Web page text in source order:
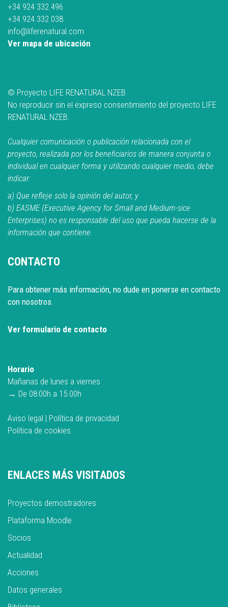
+34 924 332 496
+34 924 332 038
info@liferenatural.com
Ver mapa de ubicación
© Proyecto LIFE RENATURAL NZEB
No reproducir sin el expreso consentimiento del proyecto LIFE
RENATURAL NZEB.
Cualquier comunicación o publicación relacionada con el
proyecto, realizada por los beneficiarios de manera conjunta o
individual en cualquier forma y utilizando cualquier medio, debe
indicar:
a) Que refleje solo la opinión del autor, y
b) EASME (Executive Agency for Small and Medium-sice
Enterprises) no es responsable del uso que pueda hacerse de la
información que contiene.
CONTACTO
Para obtener más información, no dude en ponerse en contacto
con nosotros.
Ver formulario de contacto
Horario
Mañanas de lunes a viernes
→ De 08:00h a 15.00h
Aviso legal | Política de privacidad
Política de cookies
ENLACES MÁS VISITADOS
Proyectos demostradores
Plataforma Moodle
Socios
Actualidad
Acciones
Datos generales